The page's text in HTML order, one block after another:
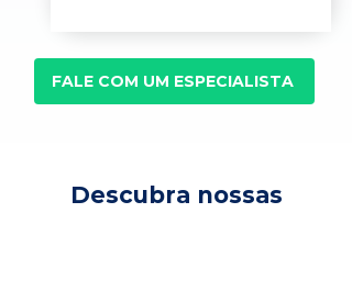
FALE COM UM ESPECIALISTA
Descubra nossas